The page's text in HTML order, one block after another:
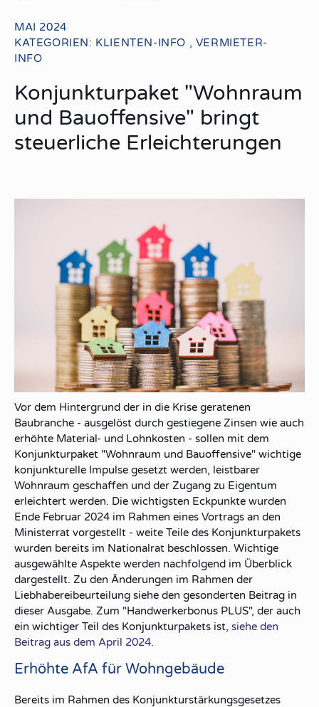
MAI 2024
KATEGORIEN: KLIENTEN-INFO , VERMIETER-
INFO
Konjunkturpaket "Wohnraum
und Bauoffensive" bringt
steuerliche Erleichterungen
Vor dem Hintergrund der in die Krise geratenen
Baubranche - ausgelöst durch gestiegene Zinsen wie auch
erhöhte Material- und Lohnkosten - sollen mit dem
Konjunkturpaket "Wohnraum und Bauoffensive" wichtige
konjunkturelle Impulse gesetzt werden, leistbarer
Wohnraum geschaffen und der Zugang zu Eigentum
erleichtert werden. Die wichtigsten Eckpunkte wurden
Ende Februar 2024 im Rahmen eines Vortrags an den
Ministerrat vorgestellt - weite Teile des Konjunkturpakets
wurden bereits im Nationalrat beschlossen. Wichtige
ausgewählte Aspekte werden nachfolgend im Überblick
dargestellt. Zu den Änderungen im Rahmen der
Liebhabereibeurteilung siehe den gesonderten Beitrag in
dieser Ausgabe. Zum "Handwerkerbonus PLUS", der auch
ein wichtiger Teil des Konjunkturpakets ist, siehe den
Beitrag aus dem April 2024.
Erhöhte AfA für Wohngebäude
Bereits im Rahmen des Konjunkturstärkungsgesetzes